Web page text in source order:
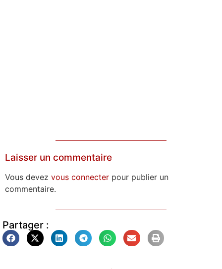
Laisser un commentaire
Vous devez vous connecter pour publier un
commentaire.
Partager :